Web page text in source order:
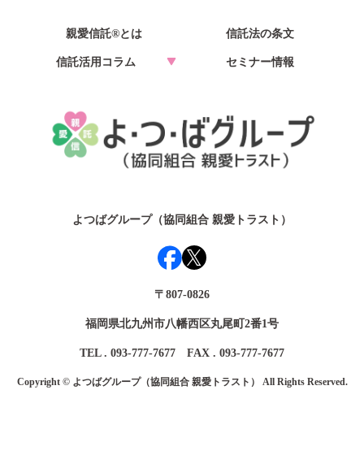
親愛信託®とは 信託法の条文
信託活用コラム セミナー情報
よつばグループ（協同組合 親愛トラスト）
〒807-0826
福岡県北九州市八幡西区丸尾町2番1号
TEL . 093-777-7677 FAX . 093-777-7677
Copyright © よつばグループ（協同組合 親愛トラスト） All Rights Reserved.